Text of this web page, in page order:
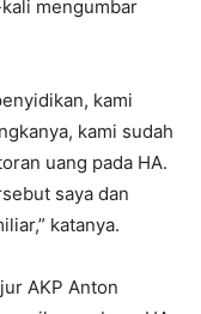
mengumbar
kami
kami sudah
uang pada HA.
saya dan
katanya.
AKP Anton